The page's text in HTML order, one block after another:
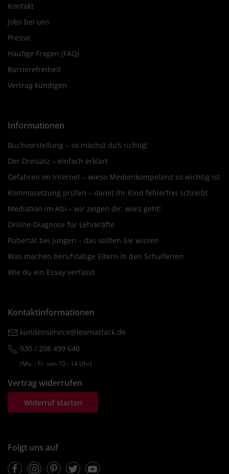
Kontakt
Jobs bei uns
Presse
Häufige Fragen (FAQ)
Barrierefreiheit
Vertrag kündigen
Informationen
Buchvorstellung – so machst du’s richtig!
Der Dreisatz – einfach erklärt
Gefahren im Internet – wieso Medienkompetenz so wichtig ist
Kommasetzung prüfen – damit Ihr Kind fehlerfrei schreibt
Mediation im Abi – wir zeigen dir, wie’s geht!
Online-Diagnose für Lehrkräfte
Pubertät bei Jungen – das sollten Sie wissen
Was machen berufstätige Eltern in den Schulferien
Wie du ein Essay verfasst
Kontaktinformationen
kundenservice@learnattack.de
030 / 208 499 640
(Mo. ‐ Fr. von 10 ‐ 14 Uhr)
Vertrag widerrufen
Widerruf starten
Folgt uns auf
FacebookInstagramPinterestTwitterYoutube